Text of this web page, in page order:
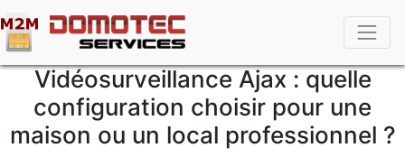
Vidéosurveillance Ajax : quelle
configuration choisir pour une
maison ou un local professionnel ?